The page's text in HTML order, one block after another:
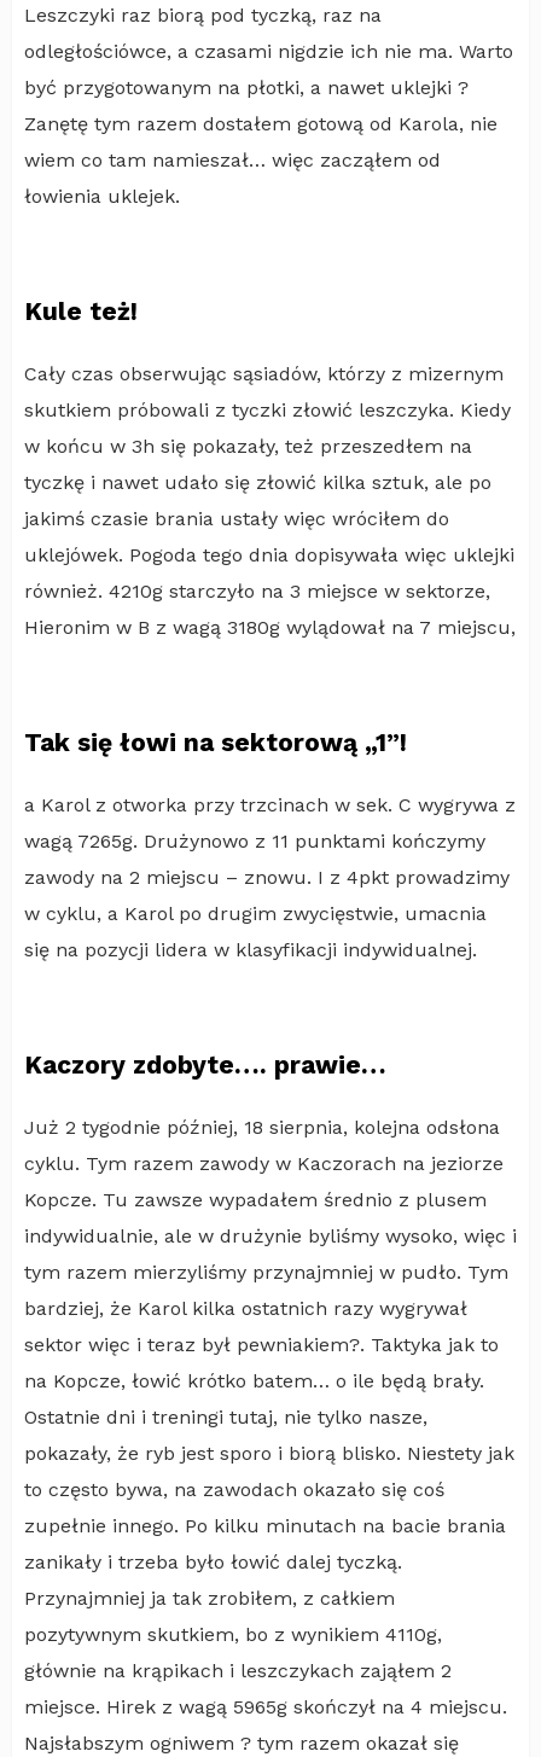
Leszczyki raz biorą pod tyczką, raz na
odległościówce, a czasami nigdzie ich nie ma. Warto
być przygotowanym na płotki, a nawet uklejki ?
Zanętę tym razem dostałem gotową od Karola, nie
wiem co tam namieszał… więc zacząłem od
łowienia uklejek.
Kule też!
Cały czas obserwując sąsiadów, którzy z mizernym
skutkiem próbowali z tyczki złowić leszczyka. Kiedy
w końcu w 3h się pokazały, też przeszedłem na
tyczkę i nawet udało się złowić kilka sztuk, ale po
jakimś czasie brania ustały więc wróciłem do
uklejówek. Pogoda tego dnia dopisywała więc uklejki
również. 4210g starczyło na 3 miejsce w sektorze,
Hieronim w B z wagą 3180g wylądował na 7 miejscu,
Tak się łowi na sektorową „1”!
a Karol z otworka przy trzcinach w sek. C wygrywa z
wagą 7265g. Drużynowo z 11 punktami kończymy
zawody na 2 miejscu – znowu. I z 4pkt prowadzimy
w cyklu, a Karol po drugim zwycięstwie, umacnia
się na pozycji lidera w klasyfikacji indywidualnej.
Kaczory zdobyte…. prawie…
Już 2 tygodnie później, 18 sierpnia, kolejna odsłona
cyklu. Tym razem zawody w Kaczorach na jeziorze
Kopcze. Tu zawsze wypadałem średnio z plusem
indywidualnie, ale w drużynie byliśmy wysoko, więc i
tym razem mierzyliśmy przynajmniej w pudło. Tym
bardziej, że Karol kilka ostatnich razy wygrywał
sektor więc i teraz był pewniakiem?. Taktyka jak to
na Kopcze, łowić krótko batem… o ile będą brały.
Ostatnie dni i treningi tutaj, nie tylko nasze,
pokazały, że ryb jest sporo i biorą blisko. Niestety jak
to często bywa, na zawodach okazało się coś
zupełnie innego. Po kilku minutach na bacie brania
zanikały i trzeba było łowić dalej tyczką.
Przynajmniej ja tak zrobiłem, z całkiem
pozytywnym skutkiem, bo z wynikiem 4110g,
głównie na krąpikach i leszczykach zająłem 2
miejsce. Hirek z wagą 5965g skończył na 4 miejscu.
Najsłabszym ogniwem ? tym razem okazał się